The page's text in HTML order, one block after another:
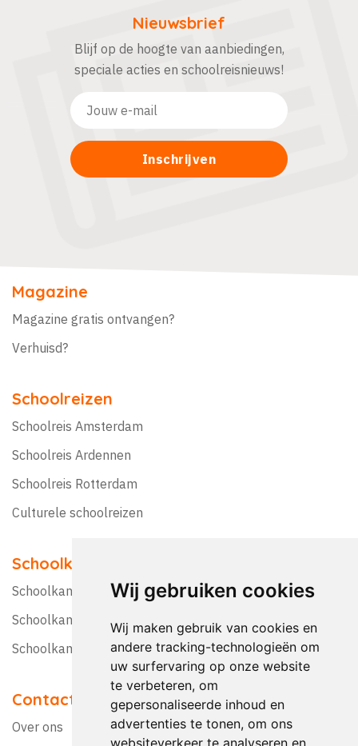
Wij gebruiken cookies
Wij maken gebruik van cookies en
andere tracking-technologieën om
uw surfervaring op onze website
te verbeteren, om
gepersonaliseerde inhoud en
advertenties te tonen, om ons
websiteverkeer te analyseren en
Nieuwsbrief
Blijf op de hoogte van aanbiedingen,
speciale acties en schoolreisnieuws!
Magazine
Magazine gratis ontvangen?
Verhuisd?
Schoolreizen
Schoolreis Amsterdam
Schoolreis Ardennen
Schoolreis Rotterdam
Culturele schoolreizen
Schoolkampen
Schoolkamp Nederland
Schoolkamp België
Schoolkamptips
Contact
Over ons